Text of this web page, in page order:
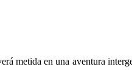
metida en una aventura